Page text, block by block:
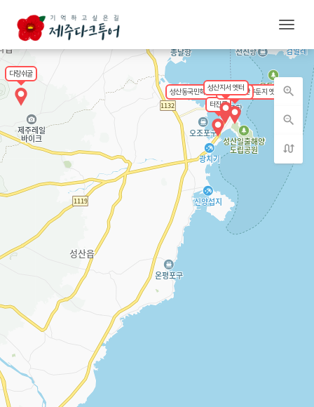
메
다랑쉬굴
성산동국민학교 서청특별중대 주둔지 옛터
터진목
우뭇개동산
성산지서 옛터 zoom_in
zoom_out
swap_calls